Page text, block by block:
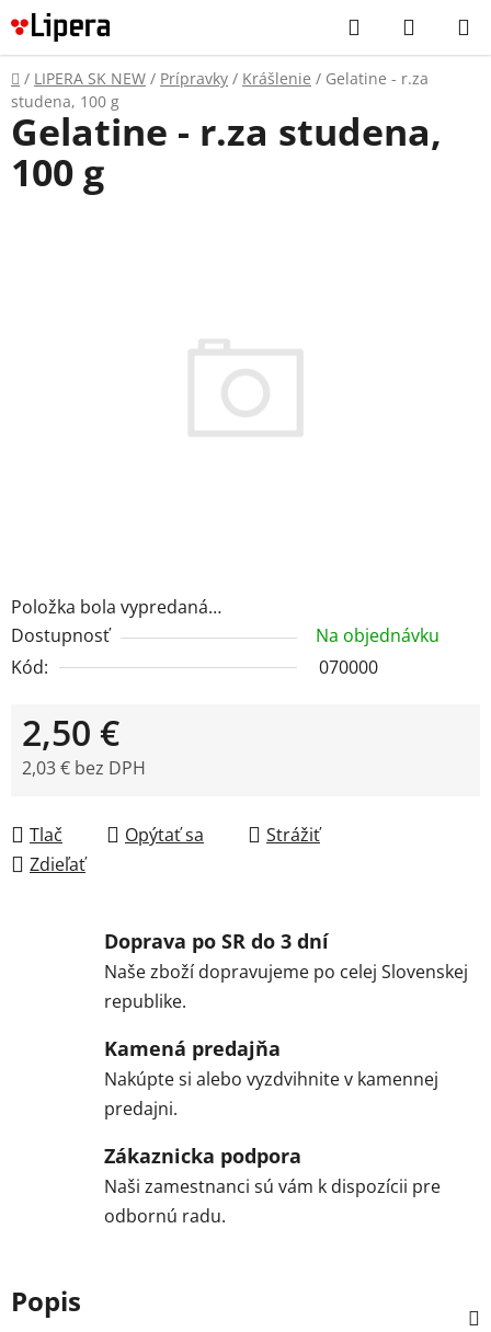
Prejsť
na
obsah
Hľadať
KOŠÍK
Domov
/ LIPERA SK NEW / Prípravky / Krášlenie / Gelatine - r.za
studena, 100 g
Položka bola vypredaná…
Dostupnosť
Na objednávku
Kód:
070000
2,50 €
2,03 € bez DPH
Tlač
Opýtať sa
Strážiť
Zdieľať
Gelatine - r.za studena,
100 g
Doprava po SR do 3 dní
Naše zboží dopravujeme po celej Slovenskej
republike.
Kamená predajňa
Nakúpte si alebo vyzdvihnite v kamennej
predajni.
Zákaznicka podpora
Naši zamestnanci sú vám k dispozícii pre
odbornú radu.
Popis